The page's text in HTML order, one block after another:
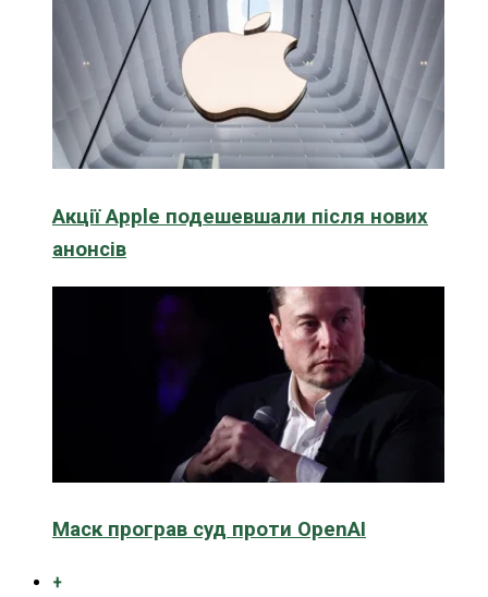
Акції Apple подешевшали після нових
анонсів
Маск програв суд проти OpenAI
+